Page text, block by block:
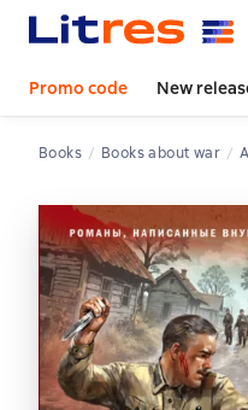
Promo code New
Books Books about war